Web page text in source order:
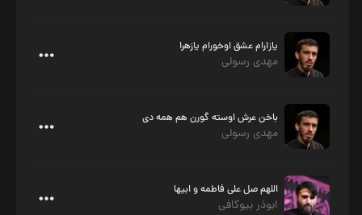
یازارام عشق اوخورام یازهرا
مهدی رسولی
باخن عرش اوسته گورن هم همه دی
مهدی رسولی
اللهم صل علی فاطمه و ابیها
ابوذر بیوکافی